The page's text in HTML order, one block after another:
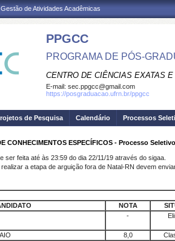
de Atividades Acadêmicas
PPGCC
PROGRAMA DE PÓS-
CENTRO DE CIÊNCIAS EXATAS
E-mail: sec.ppgcc@gmail.com
https://posgraduacao.ufrn.br/ppgcc
de Pesquisa Calendário Processos
CONHECIMENTOS ESPECÍFICOS - Processo
ser feita até às 23:59 do dia 22/11/19 através do sigaa.
a etapa de arguição fora de Natal-RN devem
NOTA
-
8,0